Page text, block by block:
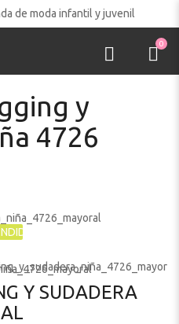
0
y
4726
Y SUDADERA